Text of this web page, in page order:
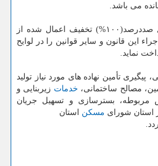
می باشد.
دولت موظف است معادل صددرصد(۱۰۰%) تخفیف اعمال شده از
این قانون و سایر قوانین را در لوایح
نماید.
پیگیری تأمین نهاده های مورد نیاز تولید
مصالح ساختمانی، خدمات زیربنایی و
مربوطه، بسترسازی و تسهیل جریان
استان شورای مسكن استان